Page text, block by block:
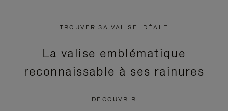
TROUVER SA VALISE IDÉALE
La valise emblématique
reconnaissable à ses rainures
DÉCOUVRIR